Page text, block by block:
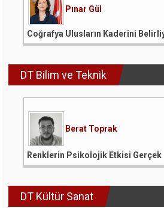
Pınar Gül
Coğrafya Ulusların Kaderini
DT Bilim ve Teknik
Berat Toprak
Renklerin Psikolojik Etkisi Gerçek
DT Kültür Sanat